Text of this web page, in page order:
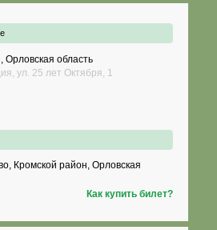
Орловская область
ул. 25 лет Октября, 1
Кромской район, Орловская
Как купить билет?